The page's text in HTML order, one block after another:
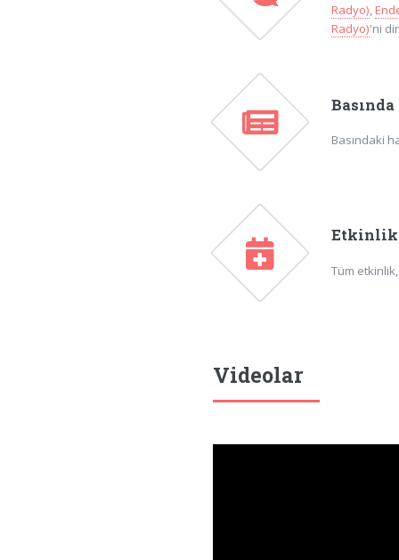
Radyo) ,
Radyo)'ni
Basında
Basındaki
Tüm
Videolar